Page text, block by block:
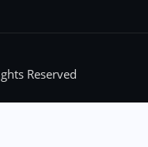
Reserved